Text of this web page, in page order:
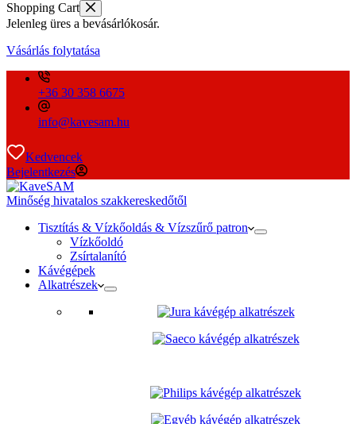
Shopping Cart
Jelenleg üres a bevásárlókosár.
Vásárlás folytatása
+36 30 358 6675
info@kavesam.hu
Kedvencek
Bejelentkezés
Minőség hivatalos szakkereskedőtől
Tisztítás & Vízkőoldás & Vízszűrő patron
Vízkőoldó
Zsírtalanító
Kávégépek
Alkatrészek